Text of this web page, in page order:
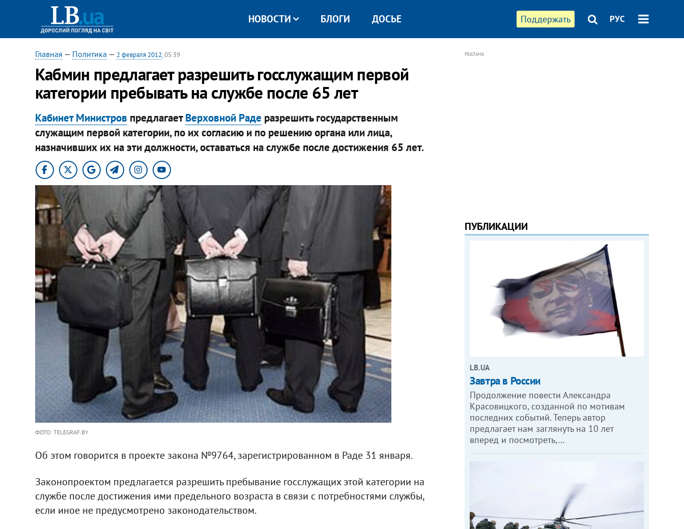
Поддержать РУС
НОВОСТИ БЛОГИ ДОСЬЕ
Главная — Политика — 2 февраля 2012, 05:39
Кабмин предлагает разрешить госслужащим первой
категории пребывать на службе после 65 лет
Кабинет Министров предлагаетВерховной Раде разрешить государственным
служащим первой категории, по их согласию и по решению органа или лица,
назначивших их на эти должности, оставаться на службе после достижения 65 лет.
ФОТО: TELEGRAF.BY
Об этом говорится в проекте закона №9764, зарегистрированном в Раде 31 января.
Законопроектом предлагается разрешить пребывание госслужащих этой категории на
службе после достижения ими предельного возраста в связи с потребностями службы,
если иное не предусмотрено законодательством.
РЕКЛАМА
ПУБЛИКАЦИИ
LB.UA
Завтра в России
Продолжение повести Александра
Красовицкого, созданной по мотивам
последних событий. Теперь автор
предлагает нам заглянуть на 10 лет
вперед и посмотреть,…